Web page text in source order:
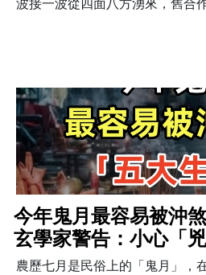
波接一波從四面八方湧來，舊合
今年鬼月最容易被沖
玄學家警告：小心「兇
農歷七月是民俗上的「鬼月」，